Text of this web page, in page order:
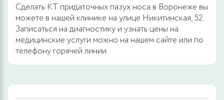
Сделать КТ придаточных пазух носа в Воронеже вы
можете в нашей клинике на улице Никитинская, 52.
Записаться на диагностику и узнать цены на
медицинские услуги можно на нашем сайте или по
телефону горячей линии.